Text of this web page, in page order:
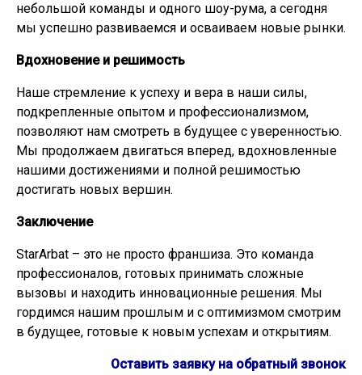
небольшой команды и одного шоу-рума, а сегодня
мы успешно развиваемся и осваиваем новые рынки.
Вдохновение и решимость
Наше стремление к успеху и вера в наши силы,
подкрепленные опытом и профессионализмом,
позволяют нам смотреть в будущее с уверенностью.
Мы продолжаем двигаться вперед, вдохновленные
нашими достижениями и полной решимостью
достигать новых вершин.
Заключение
StarArbat – это не просто франшиза. Это команда
профессионалов, готовых принимать сложные
вызовы и находить инновационные решения. Мы
гордимся нашим прошлым и с оптимизмом смотрим
в будущее, готовые к новым успехам и открытиям.
Оставить заявку на обратный звонок